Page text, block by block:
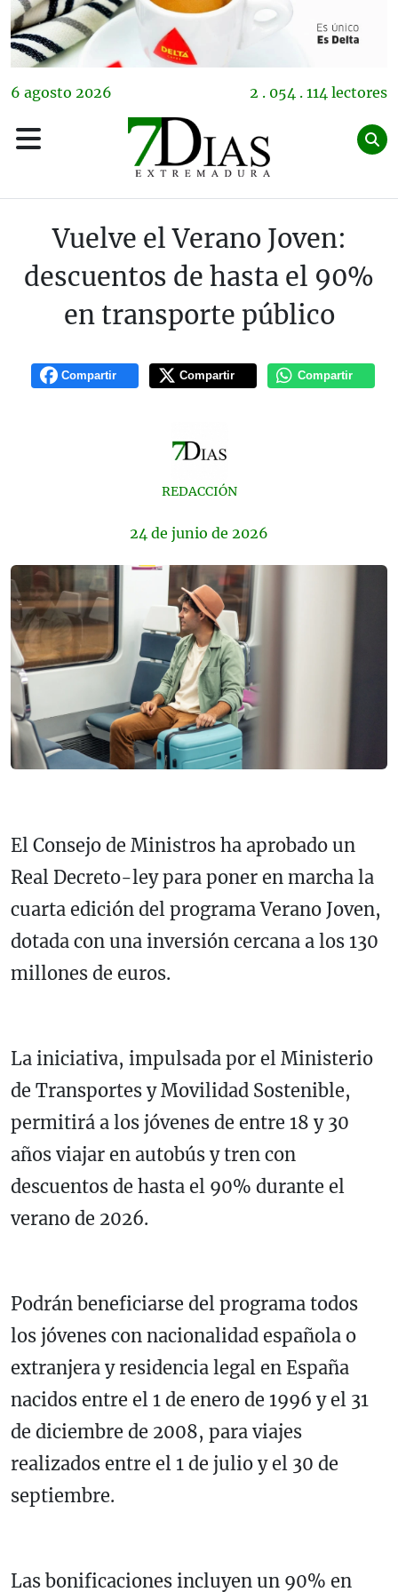
6 agosto 2026 2 . 054 . 114 lectores
Vuelve el Verano Joven:
descuentos de hasta el 90%
en transporte público
Compartir Compartir Compartir
REDACCIÓN
24 de junio de 2026
El Consejo de Ministros ha aprobado un
Real Decreto-ley para poner en marcha la
cuarta edición del programa Verano Joven,
dotada con una inversión cercana a los 130
millones de euros.
La iniciativa, impulsada por el Ministerio
de Transportes y Movilidad Sostenible,
permitirá a los jóvenes de entre 18 y 30
años viajar en autobús y tren con
descuentos de hasta el 90% durante el
verano de 2026.
Podrán beneficiarse del programa todos
los jóvenes con nacionalidad española o
extranjera y residencia legal en España
nacidos entre el 1 de enero de 1996 y el 31
de diciembre de 2008, para viajes
realizados entre el 1 de julio y el 30 de
septiembre.
Las bonificaciones incluyen un 90% en